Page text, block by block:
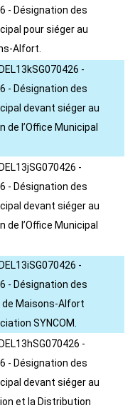
- Désignation des
pour siéger au
Alfort.
-
- Désignation des
devant siéger au
de l’Office Municipal
-
- Désignation des
devant siéger au
de l’Office Municipal
-
- Désignation des
Maisons-Alfort
SYNCOM.
-
- Désignation des
devant siéger au
et la Distribution